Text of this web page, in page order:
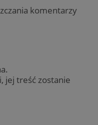
komentarzy
jej treść zostanie